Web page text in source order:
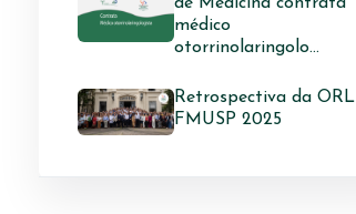
médico
otorrinolaringolo...
Retrospectiva da ORL
FMUSP 2025